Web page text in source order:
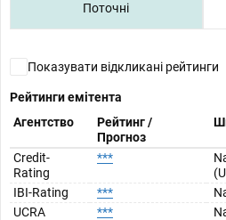
Поточні
Показувати відкликані рейтинги
Рейтинги емітента
Агентство
Рейтинг /
Прогноз
Credit-
Rating
***
IBI-Rating ***
UCRA
***